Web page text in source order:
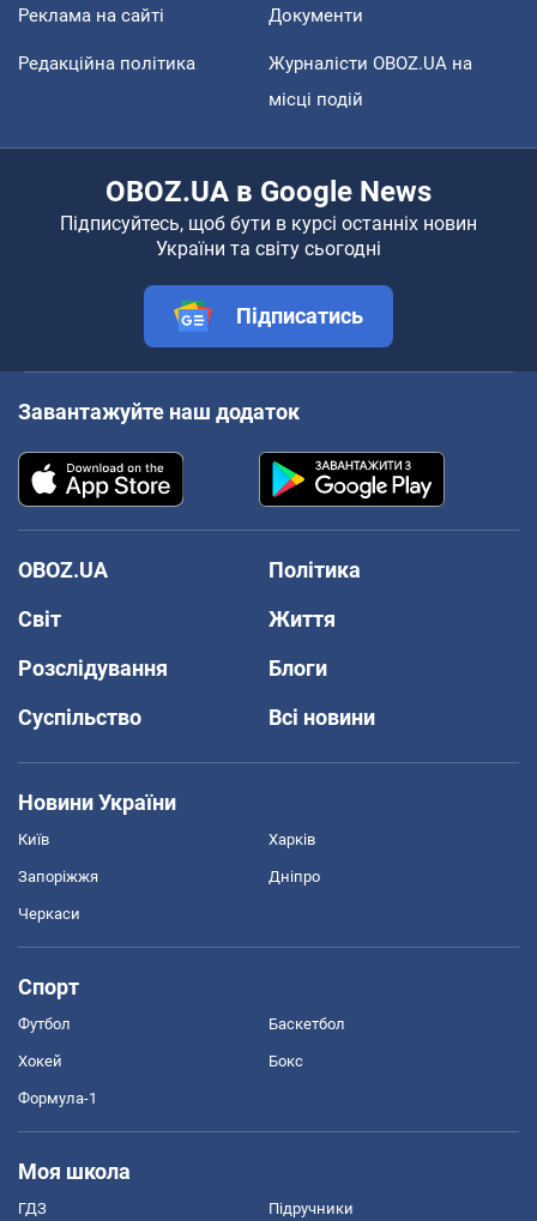
Реклама на сайті Документи
Редакційна політика
Журналісти OBOZ.UA на
місці подій
OBOZ.UA в Google News
Підписуйтесь, щоб бути в курсі останніх новин
України та світу сьогодні
Підписатись
Завантажуйте наш додаток
OBOZ.UA
Політика
Світ
Життя
Розслідування
Блоги
Суспільство
Всі новини
Новини України
Київ Харків
Запоріжжя Дніпро
Черкаси
Спорт
Футбол Баскетбол
Хокей Бокс
Формула-1
Моя школа
ГДЗ Підручники